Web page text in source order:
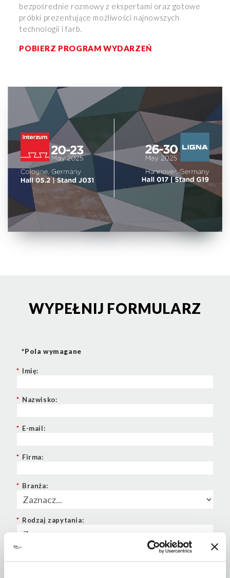
bezpośrednie rozmowy z ekspertami oraz gotowe
próbki prezentujące możliwości najnowszych
technologii i farb.
POBIERZ PROGRAM WYDARZEŃ
WYPEŁNIJ FORMULARZ
*Pola wymagane
* Imię:
* Nazwisko:
* E-mail:
* Firma:
* Branża:
* Rodzaj zapytania: